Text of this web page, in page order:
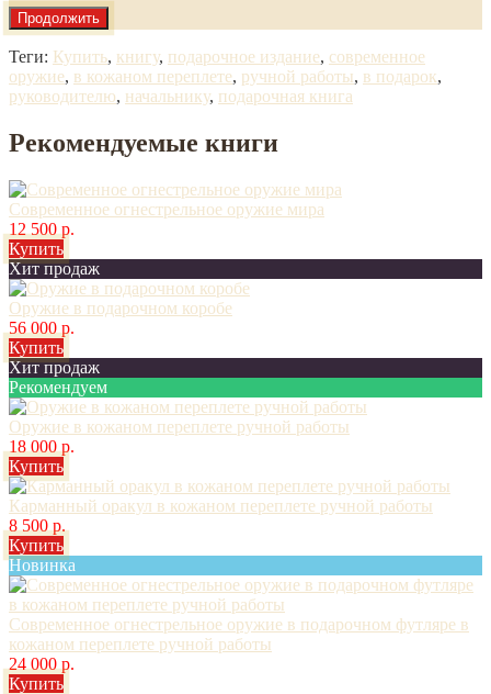
Продолжить
Теги: Купить, книгу, подарочное издание, современное
оружие, в кожаном переплете, ручной работы, в подарок,
руководителю, начальнику, подарочная книга
Рекомендуемые книги
Современное огнестрельное оружие мира
12 500 р.
Купить
Хит продаж
Оружие в подарочном коробе
56 000 р.
Купить
Хит продаж
Рекомендуем
Оружие в кожаном переплете ручной работы
18 000 р.
Купить
Карманный оракул в кожаном переплете ручной работы
8 500 р.
Купить
Новинка
Современное огнестрельное оружие в подарочном футляре в
кожаном переплете ручной работы
24 000 р.
Купить